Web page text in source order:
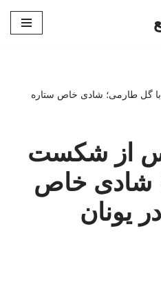
گل طارمی؛ شادی خاص ستاره
از شکست
شادی خاص
یونان